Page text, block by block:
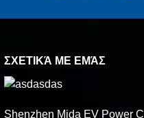
ΣΧΕΤΙΚΆ ΜΕ ΕΜΆΣ
Shenzhen Mida EV Power